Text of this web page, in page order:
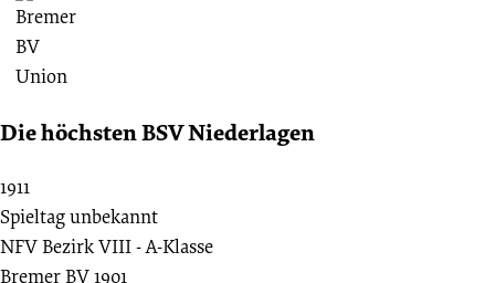
Die höchsten BSV Niederlagen
1911
Spieltag unbekannt
NFV Bezirk VIII - A-Klasse
Bremer BV 1901